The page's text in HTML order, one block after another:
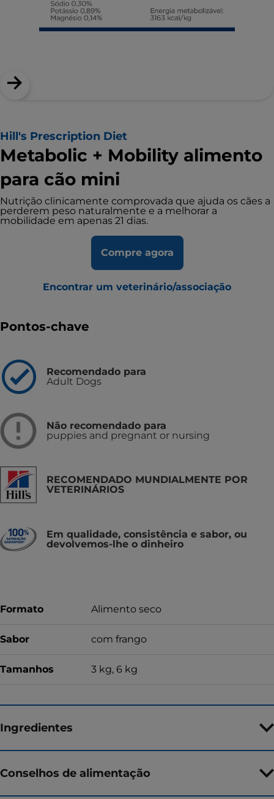
Hill's Prescription Diet
Metabolic + Mobility alimento
para cão mini
Nutrição clinicamente comprovada que ajuda os cães a
perderem peso naturalmente e a melhorar a
mobilidade em apenas 21 dias.
Compre agora
Encontrar um veterinário/associação
Pontos-chave
Recomendado para
Adult Dogs
Não recomendado para
puppies and pregnant or nursing
RECOMENDADO MUNDIALMENTE POR
VETERINÁRIOS
Em qualidade, consistência e sabor, ou
devolvemos-lhe o dinheiro
Formato Alimento seco
Sabor com frango
Tamanhos 3 kg, 6 kg
Ingredientes
Conselhos de alimentação